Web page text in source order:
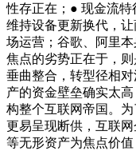
性存正在；● 现金流
维持设备更新换代，
场运营；谷歌、阿里
焦点的劣势正在于，
垂曲整合，转型径相
产的资金壁垒确实太
构整个互联网帝国。
更易呈现断供，互联
等无形资产为焦点价值